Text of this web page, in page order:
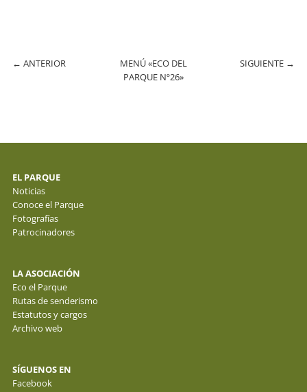
← ANTERIOR
MENÚ «ECO DEL
PARQUE Nº26»
SIGUIENTE →
EL PARQUE
Noticias
Conoce el Parque
Fotografías
Patrocinadores
LA ASOCIACIÓN
Eco el Parque
Rutas de senderismo
Estatutos y cargos
Archivo web
SÍGUENOS EN
Facebook